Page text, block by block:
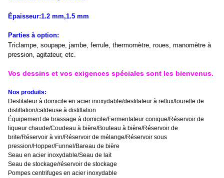
Épaisseur:1.2 mm,1.5 mm
Parties à option:
Triclampe, soupape, jambe, ferrule, thermomètre, roues, manomètre à
pression, agitateur, etc.
Vos dessins et vos exigences spéciales sont les bienvenus.
Nos produits:
Destilateur à domicile en acier inoxydable/destilateur à reflux/tourelle de
distillation/caldeuse à distillation
Équipement de brassage à domicile/Fermentateur conique/Réservoir de
liqueur chaude/Coudeau à bière/Bouteau à bière/Réservoir de
brite/Réservoir à vin/Réservoir de mélange/Réservoir sous
pression/Hopper/Funnel/Bareau de bière
Seau en acier inoxydable/Seau de lait
Seau de stockage/réservoir de stockage
Pompes centrifuges en acier inoxydable